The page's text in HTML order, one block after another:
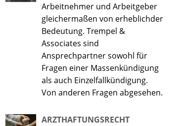
Arbeitnehmer und Arbeitgeber
gleichermaßen von erheblichder
Bedeutung. Trempel &
Associates sind
Ansprechpartner sowohl für
Fragen einer Massenkündigung
als auch Einzelfallkündigung.
Von anderen Fragen abgesehen.
ARZTHAFTUNGSRECHT